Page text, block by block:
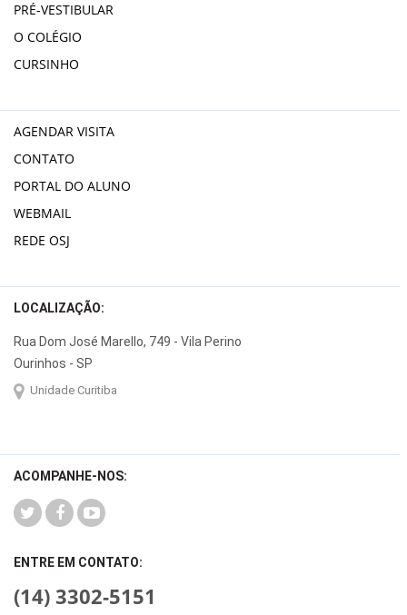
PRÉ-VESTIBULAR
O COLÉGIO
CURSINHO
AGENDAR VISITA
CONTATO
PORTAL DO ALUNO
WEBMAIL
REDE OSJ
LOCALIZAÇÃO:
Rua Dom José Marello, 749 - Vila Perino
Ourinhos - SP
Unidade Curitiba
ACOMPANHE-NOS:
ENTRE EM CONTATO:
(14) 3302-5151